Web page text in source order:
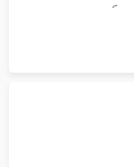
вспышки для
пыли, песка